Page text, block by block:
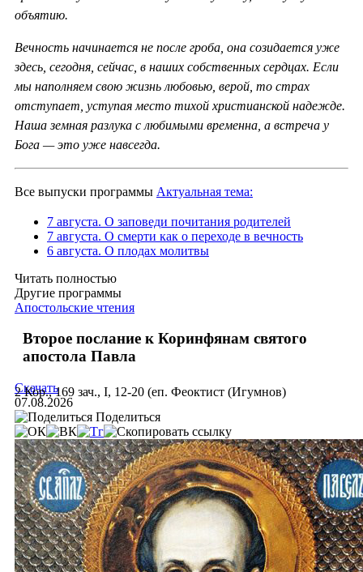
объятию.
Вечность начинается не после гроба, она созидается уже
здесь, сегодня, сейчас, в наших собственных сердцах. Если
мы наполняем свою жизнь любовью, верой, то страх
отступает, уступая место тихой христианской надежде.
Наша земная разлука с любимыми временна, а встреча у
Бога — это уже навсегда.
Все выпуски программы Актуальная тема:
7 августа. О заповеди почитания родителей
7 августа. О смерти как о переходе в вечность
6 августа. О плодах молитвы
Читать полностью
Другие программы
Апостольские чтения
Второе послание к Коринфянам святого
апостола Павла
2 Кор., 169 зач., I, 12-20 (еп. Феоктист (Игумнов)
Скачать
07.08.2026
Поделиться